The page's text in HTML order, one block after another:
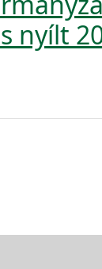
nyílt